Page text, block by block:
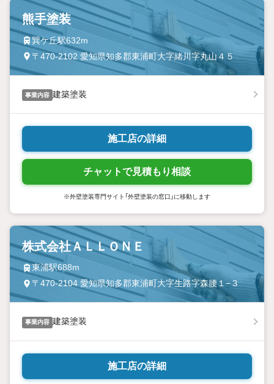
熊手塗装
巽ケ丘駅632m
〒470-2102 愛知県知多郡東浦町大字緒川字丸山４５
事業内容 建築塗装
施工店の詳細
チャットで見積もり相談
※外壁塗装専門サイト「外壁塗装の窓口」に移動します
株式会社ＡＬＬＯＮＥ
東浦駅688m
〒470-2104 愛知県知多郡東浦町大字生路字森腰１−３
事業内容 建築塗装
施工店の詳細